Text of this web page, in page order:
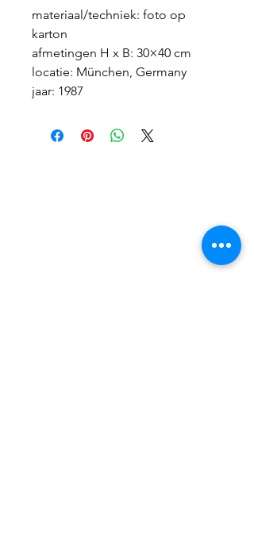
materiaal/techniek: foto op
karton
afmetingen H x B: 30×40 cm
locatie: München, Germany
jaar: 1987